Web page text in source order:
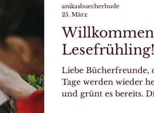
Ostern noch nicht
Lesefrühling!
Liebe Bücherfreunde,
Tage werden wieder
und grünt es bereits.
anikasbuecherbude
25. März